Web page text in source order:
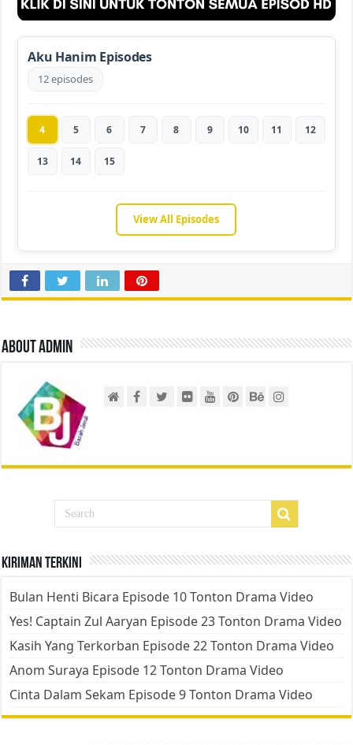
Aku Hanim Episodes
12 episodes
4 5 6 7 8 9 10 11 12
13 14 15
View All Episodes
About admin
Kiriman Terkini
Bulan Henti Bicara Episode 10 Tonton Drama Video
Yes! Captain Zul Aaryan Episode 23 Tonton Drama Video
Kasih Yang Terkorban Episode 22 Tonton Drama Video
Anom Suraya Episode 12 Tonton Drama Video
Cinta Dalam Sekam Episode 9 Tonton Drama Video